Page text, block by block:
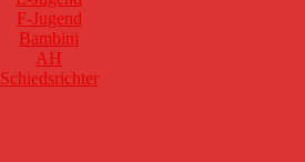
F-Jugend
Bambini
AH
Schiedsrichter